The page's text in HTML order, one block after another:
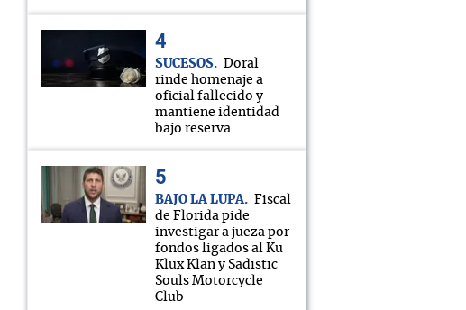
SUCESOS
Doral
rinde homenaje a
oficial fallecido y
mantiene identidad
bajo reserva
BAJO LA LUPA
Fiscal
de Florida pide
investigar a jueza por
fondos ligados al Ku
Klux Klan y Sadistic
Souls Motorcycle
Club